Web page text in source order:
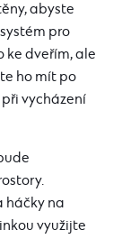
abyste
pro
ke dveřím, ale
ho mít po
vycházení
háčky na
využijte